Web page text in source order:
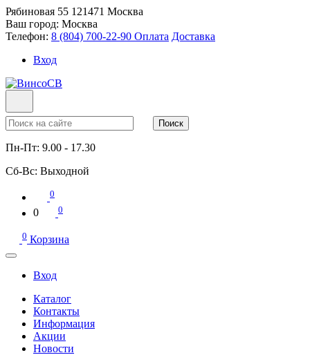
Рябиновая 55 121471 Москва
Ваш город: Москва
Телефон: 8 (804) 700-22-90 Оплата Доставка
Вход
Поиск
Пн-Пт: 9.00 - 17.30
Сб-Вс: Выходной
0
0 0
0 Корзина
Вход
Каталог
Контакты
Информация
Акции
Новости